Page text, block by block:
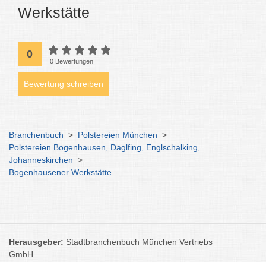
Werkstätte
0
0 Bewertungen
Bewertung schreiben
Branchenbuch > Polstereien München >
Polstereien Bogenhausen, Daglfing, Englschalking,
Johanneskirchen >
Bogenhausener Werkstätte
Herausgeber: Stadtbranchenbuch München Vertriebs
GmbH